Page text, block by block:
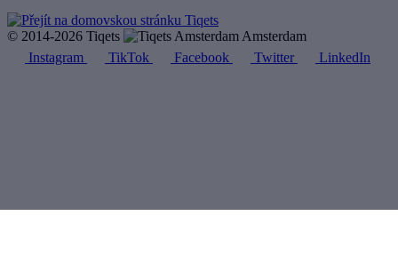
© 2014-2026 Tiqets
Amsterdam
Instagram
TikTok Facebook Twitter LinkedIn